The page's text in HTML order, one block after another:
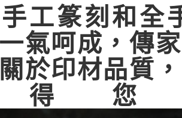
手工篆刻和
氣呵成，傳
於印材品質
得您